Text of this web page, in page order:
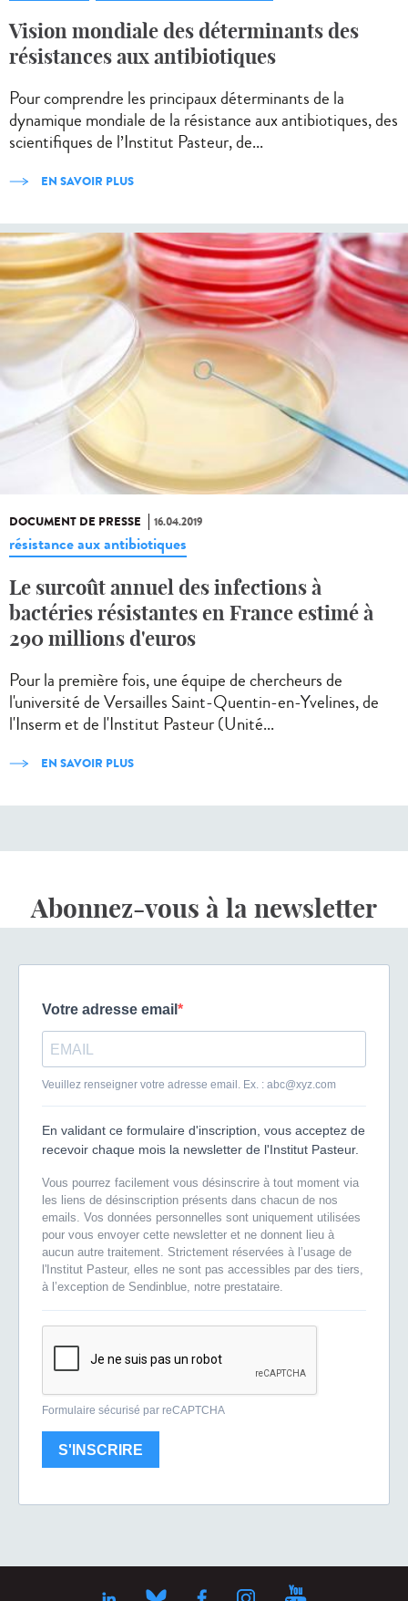
Vision mondiale des déterminants des
résistances aux antibiotiques
Pour comprendre les principaux déterminants de la
dynamique mondiale de la résistance aux antibiotiques, des
scientifiques de l’Institut Pasteur, de...
EN SAVOIR PLUS
DOCUMENT DE PRESSE 16.04.2019
résistance aux antibiotiques
Le surcoût annuel des infections à
bactéries résistantes en France estimé à
290 millions d'euros
Pour la première fois, une équipe de chercheurs de
l'université de Versailles Saint-Quentin-en-Yvelines, de
l'Inserm et de l'Institut Pasteur (Unité...
EN SAVOIR PLUS
Abonnez-vous à la newsletter